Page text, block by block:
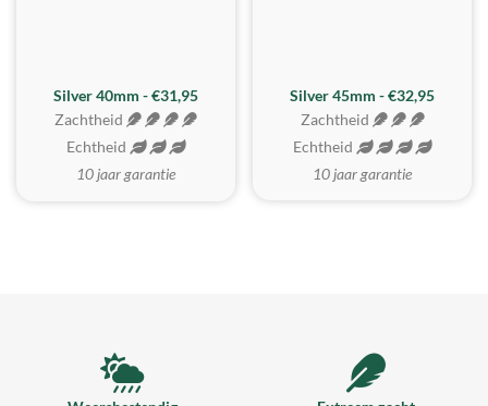
Silver 40mm - €31,95
Zachtheid
Echtheid
10 jaar garantie
MEEST GEKOZEN
Silver 45mm - €32,95
Zachtheid
Echtheid
10 jaar garantie